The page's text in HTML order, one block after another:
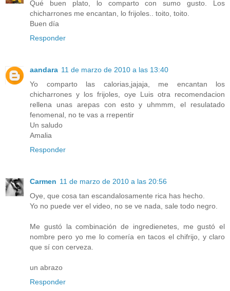
Qué buen plato, lo comparto con sumo gusto. Los
chicharrones me encantan, lo frijoles.. toito, toito.
Buen día
Responder
aandara 11 de marzo de 2010 a las 13:40
Yo comparto las calorias,jajaja, me encantan los
chicharrones y los frijoles, oye Luis otra recomendacion
rellena unas arepas con esto y uhmmm, el resulatado
fenomenal, no te vas a rrepentir
Un saludo
Amalia
Responder
Carmen 11 de marzo de 2010 a las 20:56
Oye, que cosa tan escandalosamente rica has hecho.
Yo no puede ver el video, no se ve nada, sale todo negro.
Me gustó la combinación de ingredienetes, me gustó el
nombre pero yo me lo comería en tacos el chifrijo, y claro
que sí con cerveza.
un abrazo
Responder